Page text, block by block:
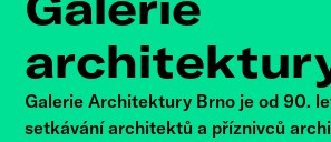
Galerie Architektury Brno je od 90.
setkávání architektů a příznivců